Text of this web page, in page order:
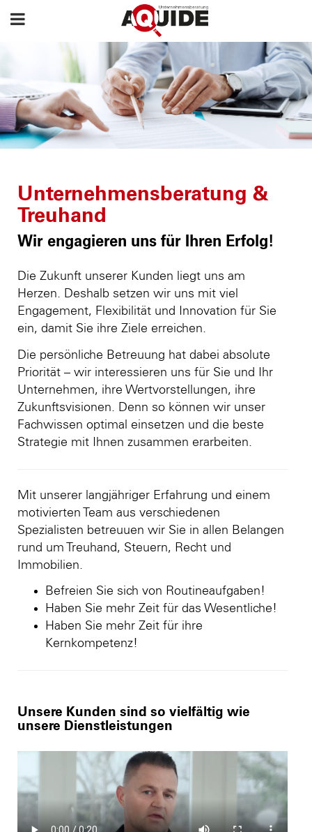
Unternehmensberatung &
Treuhand
Wir engagieren uns für Ihren Erfolg!
Die Zukunft unserer Kunden liegt uns am
Herzen. Deshalb setzen wir uns mit viel
Engagement, Flexibilität und Innovation für Sie
ein, damit Sie ihre Ziele erreichen.
Die persönliche Betreuung hat dabei absolute
Priorität – wir interessieren uns für Sie und Ihr
Unternehmen, ihre Wertvorstellungen, ihre
Zukunftsvisionen. Denn so können wir unser
Fachwissen optimal einsetzen und die beste
Strategie mit Ihnen zusammen erarbeiten.
Mit unserer langjähriger Erfahrung und einem
motivierten Team aus verschiedenen
Spezialisten betreuuen wir Sie in allen Belangen
rund um Treuhand, Steuern, Recht und
Immobilien.
Befreien Sie sich von Routineaufgaben!
Haben Sie mehr Zeit für das Wesentliche!
Haben Sie mehr Zeit für ihre
Kernkompetenz!
Unsere Kunden sind so vielfältig wie
unsere Dienstleistungen